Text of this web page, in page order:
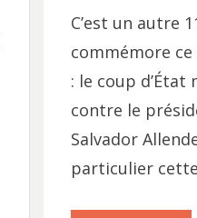
C’est un autre
commémore
: le coup d’État
contre le
Salvador
particulier